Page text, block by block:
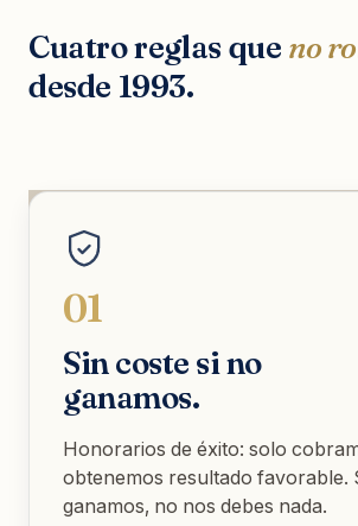
Cuatro reglas que no
desde 1993.
01
Sin coste si no
ganamos.
Honorarios de éxito: solo
obtenemos resultado favorable.
ganamos, no nos debes nada.